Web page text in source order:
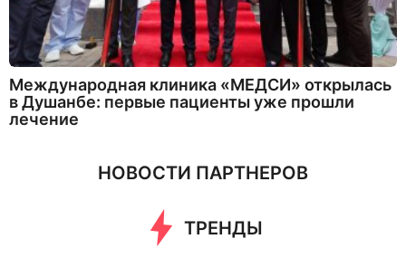
Международная клиника «МЕДСИ» открылась
в Душанбе: первые пациенты уже прошли
лечение
НОВОСТИ ПАРТНЕРОВ
ТРЕНДЫ